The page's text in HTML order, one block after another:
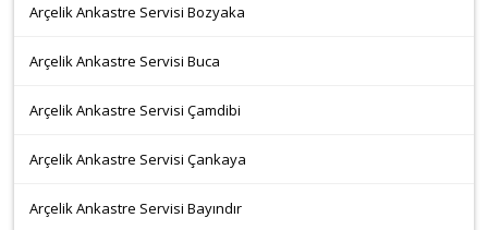
Arçelik Ankastre Servisi Bozyaka
Arçelik Ankastre Servisi Buca
Arçelik Ankastre Servisi Çamdibi
Arçelik Ankastre Servisi Çankaya
Arçelik Ankastre Servisi Bayındır